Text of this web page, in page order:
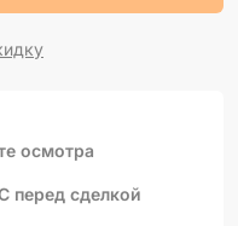
осмотра
перед сделкой